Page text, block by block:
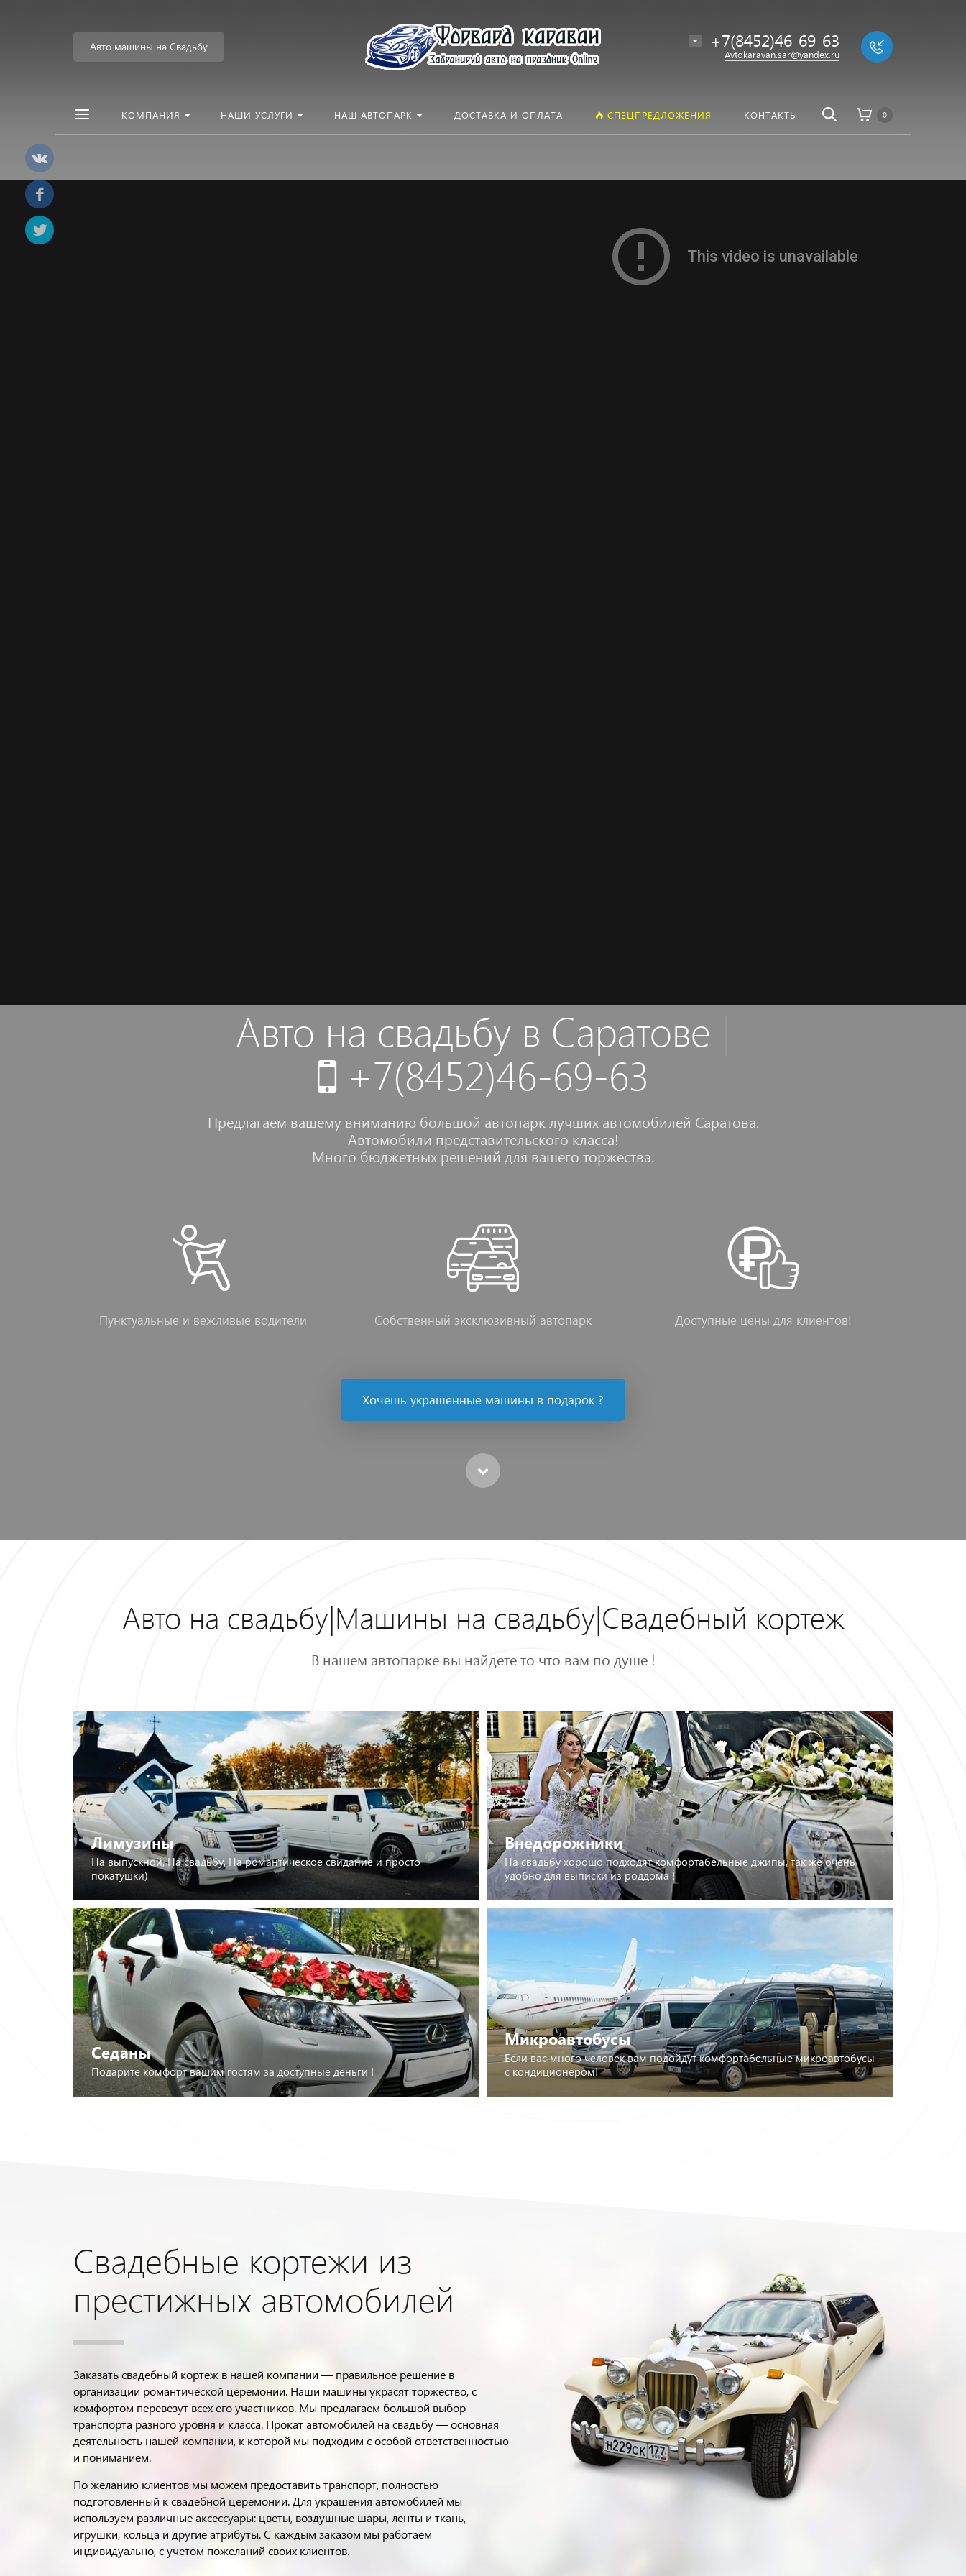
Искать:
Авто машины на Свадьбу +7(8452)46-69-63
Avtokaravan.sar@yandex.ru
КОМПАНИЯ НАШИ УСЛУГИ НАШ АВТОПАРК ДОСТАВКА И ОПЛАТА СПЕЦПРЕДЛОЖЕНИЯ КОНТАКТЫ 0
Авто на свадьбу в Саратове
+7(8452)46-69-63
Предлагаем вашему вниманию большой автопарк лучших автомобилей Саратова.
Автомобили представительского класса!
Много бюджетных решений для вашего торжества.
Пунктуальные и вежливые водители Собственный эксклюзивный автопарк Доступные цены для клиентов!
Хочешь украшенные машины в подарок ?
Авто на свадьбу|Машины на свадьбу|Свадебный кортеж
В нашем автопарке вы найдете то что вам по душе !
Лимузины
На выпускной, На свадьбу, На романтическое свидание и просто
покатушки)
Посмотреть лимузины
Внедорожники
На свадьбу хорошо подходят комфортабельные джипы, так же очень
удобно для выписки из роддома !
Перейти к выбору джипа
Седаны
Подарите комфорт вашим гостям за доступные деньги !
Микроавтобусы
Если вас много человек вам подойдут комфортабельные микроавтобусы
с кондиционером!
Свадебные кортежи из
престижных автомобилей
Заказать свадебный кортеж в нашей компании — правильное решение в
организации романтической церемонии. Наши машины украсят торжество, с
комфортом перевезут всех его участников. Мы предлагаем большой выбор
транспорта разного уровня и класса. Прокат автомобилей на свадьбу — основная
деятельность нашей компании, к которой мы подходим с особой ответственностью
и пониманием.
По желанию клиентов мы можем предоставить транспорт, полностью
подготовленный к свадебной церемонии. Для украшения автомобилей мы
используем различные аксессуары: цветы, воздушные шары, ленты и ткань,
игрушки, кольца и другие атрибуты. С каждым заказом мы работаем
индивидуально, с учетом пожеланий своих клиентов.